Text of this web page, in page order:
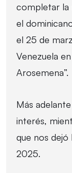
completar la
el
el 25 de
Venezuela
Arosemena”.
Más
interés,
que nos dejó
2025.